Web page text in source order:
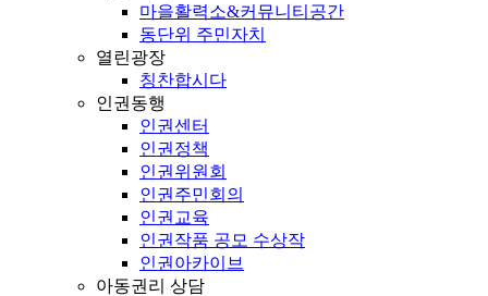
마을활력소&커뮤니티공간
동단위 주민자치
열린광장
칭찬합시다
인권동행
인권센터
인권정책
인권위원회
인권주민회의
인권교육
인권작품 공모 수상작
인권아카이브
아동권리 상담